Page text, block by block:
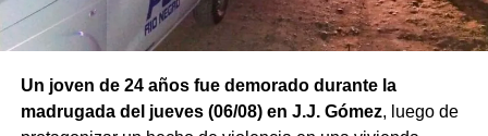
Un joven de 24 años fue demorado durante la
madrugada del jueves (06/08) en J.J. Gómez, luego de